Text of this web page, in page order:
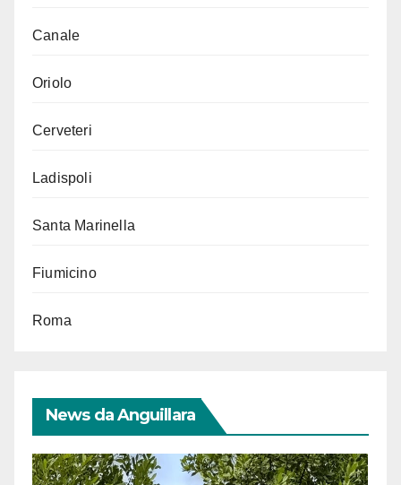
Canale
Oriolo
Cerveteri
Ladispoli
Santa Marinella
Fiumicino
Roma
News da Anguillara